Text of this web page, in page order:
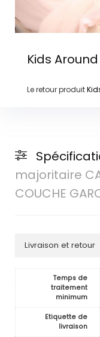
Kids Around
Le retour produit
majoritaire
COUCHE
Livraison et retour
Temps de
traitement
minimum
Etiquette de
livraison